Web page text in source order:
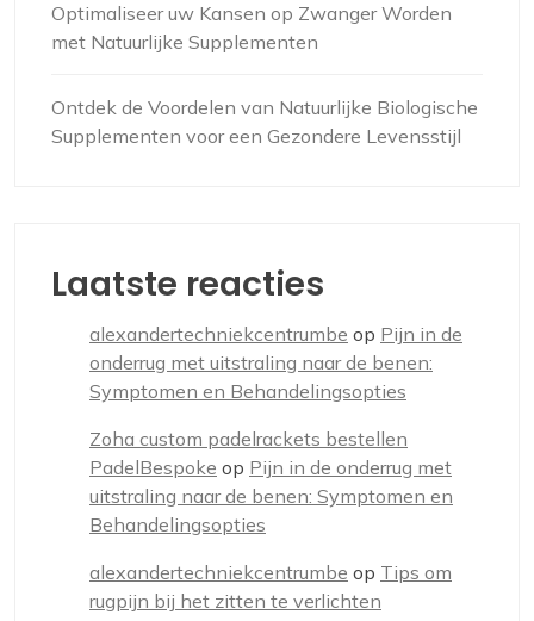
Optimaliseer uw Kansen op Zwanger Worden
met Natuurlijke Supplementen
Ontdek de Voordelen van Natuurlijke Biologische
Supplementen voor een Gezondere Levensstijl
Laatste reacties
alexandertechniekcentrumbe op Pijn in de
onderrug met uitstraling naar de benen:
Symptomen en Behandelingsopties
Zoha custom padelrackets bestellen
PadelBespoke op Pijn in de onderrug met
uitstraling naar de benen: Symptomen en
Behandelingsopties
alexandertechniekcentrumbe op Tips om
rugpijn bij het zitten te verlichten